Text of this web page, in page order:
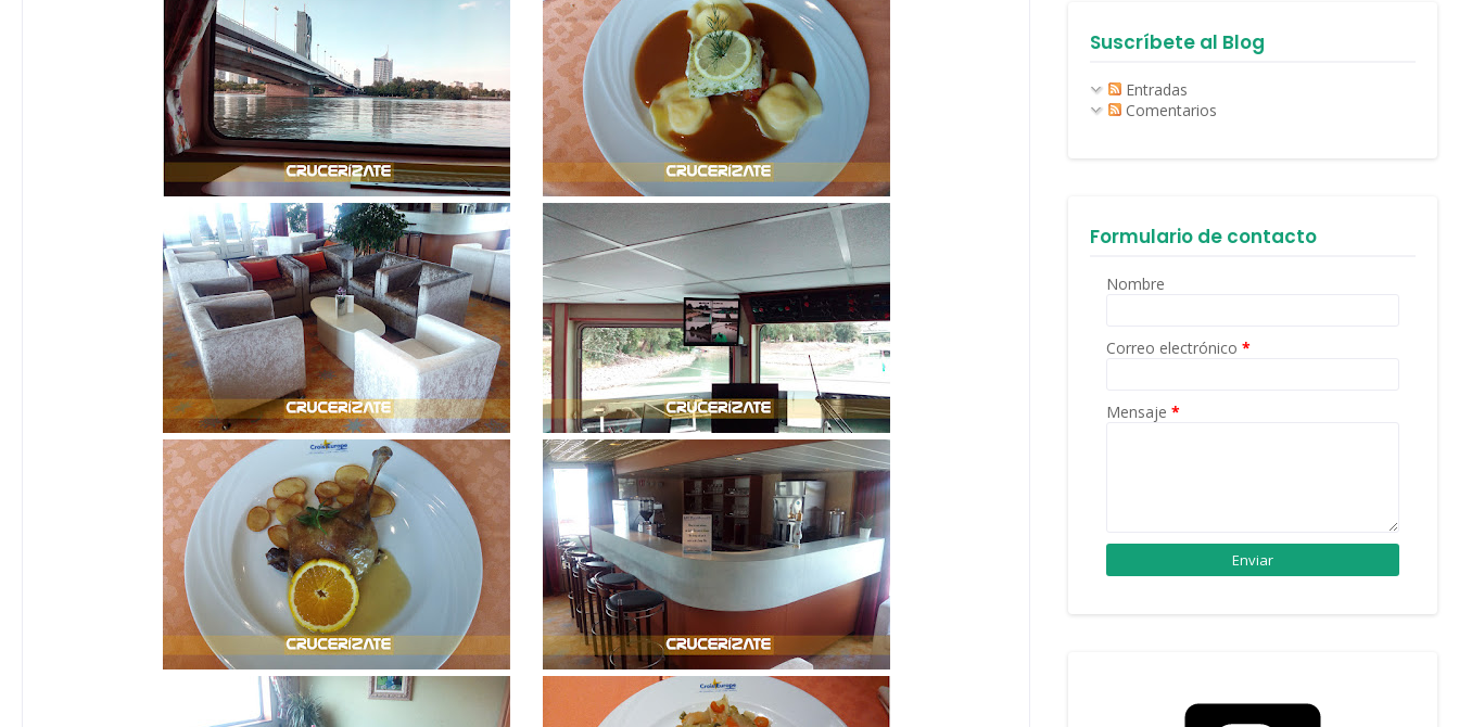
Suscríbete al Blog
Entradas
Comentarios
Formulario de contacto
Nombre
Correo electrónico *
Mensaje *